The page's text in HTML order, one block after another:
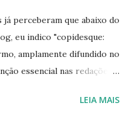
perceberam que abaixo do
eu indico "copidesque:
amplamente difundido no
essencial nas redações,
um setor nasLEIA MAIS